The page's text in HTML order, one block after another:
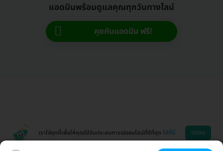
แอดมินพร้อมดูแลคุณทุกวันทางไลน์
คุยกับแอดมิน ฟรี!
เราใช้คุกกี้เพื่อให้คุณได้รับประสบการณ์ออนไลน์ที่ดีที่สุด ได้ที่นี่ ตกลง